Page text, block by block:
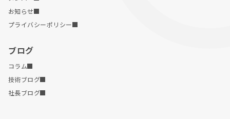
お知らせ
プライバシーポリシー
ブログ
コラム
技術ブログ
社長ブログ